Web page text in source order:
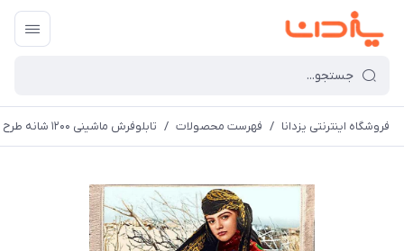
فروشگاه اینترنتی یزدانا / فهرست محصولات / تابلوفرش ماشینی 1200 شانه طرح دختر روستایی (3 سایز)